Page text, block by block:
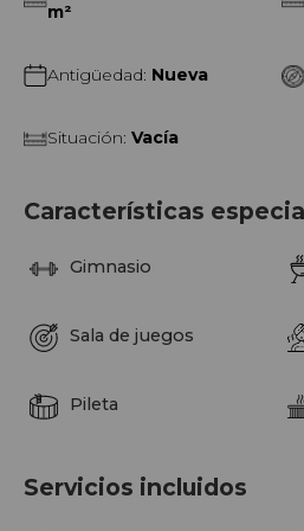
m²
Antigüedad: Nueva
Situación: Vacía
Características
Gimnasio
Sala de juegos
Pileta
Servicios incluidos